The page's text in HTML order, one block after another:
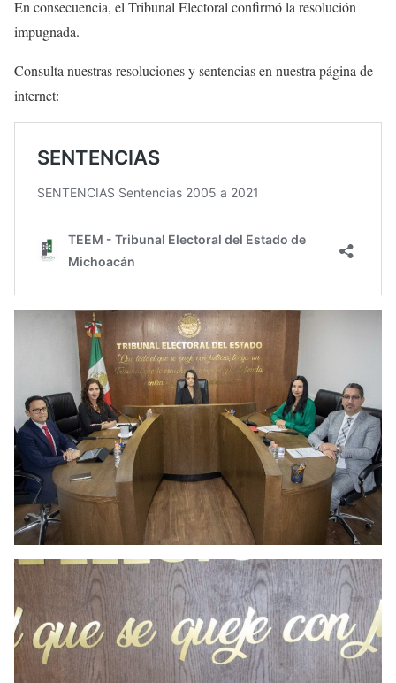
En consecuencia, el Tribunal Electoral confirmó la resolución
impugnada.
Consulta nuestras resoluciones y sentencias en nuestra página de
internet: